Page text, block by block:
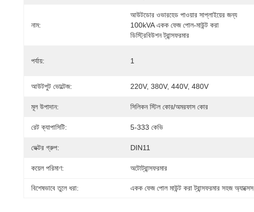
নাম:
আউটডোর ওভারহেড পাওয়ার সাপ্লাইয়ের জন্য
100kVA একক ফেজ পোল-মাউন্ট করা
ডিস্ট্রিবিউশন ট্রান্সফরমার
পর্যায়: 1
আউটপুট ভোল্টেজ: 220V, 380V, 440V, 480V
মূল উপাদান: সিলিকন স্টিল কোর/অমরফাস কোর
রেট ক্যাপাসিটি: 5-333 কেভি
ভেক্টর গ্রুপ: DIN11
কয়েল পরিমাণ: অটোট্রান্সফরমার
বিশেষভাবে তুলে ধরা: একক ফেজ পোল মাউন্ট করা ট্রান্সফরমার সহজ অ্যাক্সেস